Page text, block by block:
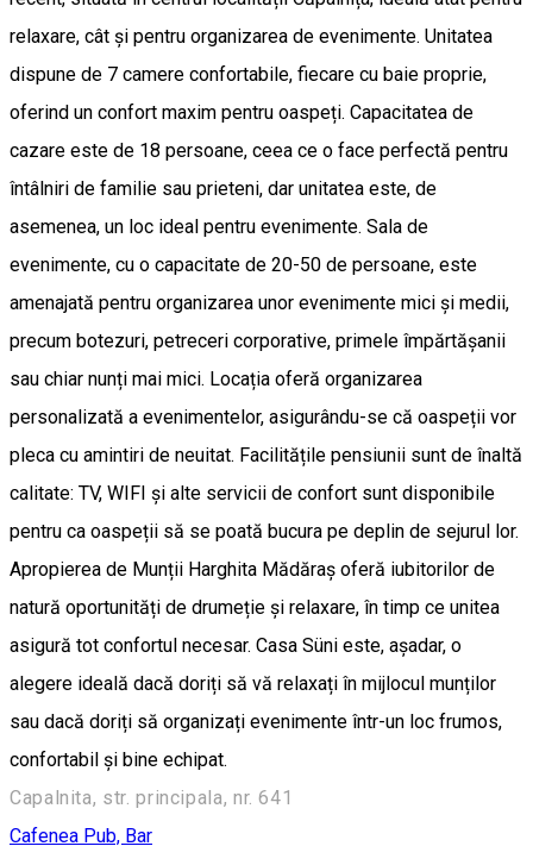
relaxare, cât și pentru organizarea de evenimente. Unitatea
dispune de 7 camere confortabile, fiecare cu baie proprie,
oferind un confort maxim pentru oaspeți. Capacitatea de
cazare este de 18 persoane, ceea ce o face perfectă pentru
întâlniri de familie sau prieteni, dar unitatea este, de
asemenea, un loc ideal pentru evenimente. Sala de
evenimente, cu o capacitate de 20-50 de persoane, este
amenajată pentru organizarea unor evenimente mici și medii,
precum botezuri, petreceri corporative, primele împărtășanii
sau chiar nunți mai mici. Locația oferă organizarea
personalizată a evenimentelor, asigurându-se că oaspeții vor
pleca cu amintiri de neuitat. Facilitățile pensiunii sunt de înaltă
calitate: TV, WIFI și alte servicii de confort sunt disponibile
pentru ca oaspeții să se poată bucura pe deplin de sejurul lor.
Apropierea de Munții Harghita Mădăraș oferă iubitorilor de
natură oportunități de drumeție și relaxare, în timp ce unitea
asigură tot confortul necesar. Casa Süni este, așadar, o
alegere ideală dacă doriți să vă relaxați în mijlocul munților
sau dacă doriți să organizați evenimente într-un loc frumos,
confortabil și bine echipat.
Capalnita, str. principala, nr. 641
Cafenea Pub, Bar